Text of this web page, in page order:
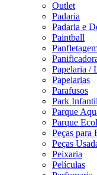
Outlet
Padaria
Padaria e
Paintball
Papelaria /
Papelarias
Parafusos
Park Infantil
Parque
Parque
Peças para
Peças
Peixaria
Películas